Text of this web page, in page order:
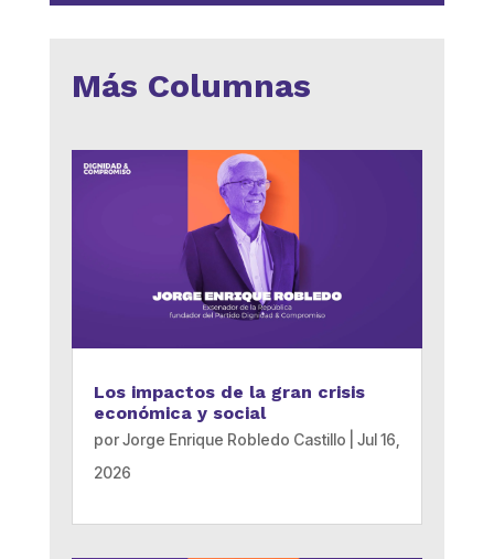
Más Columnas
Los impactos de la gran crisis
económica y social
porJorge Enrique Robledo Castillo
Jul 16,
2026